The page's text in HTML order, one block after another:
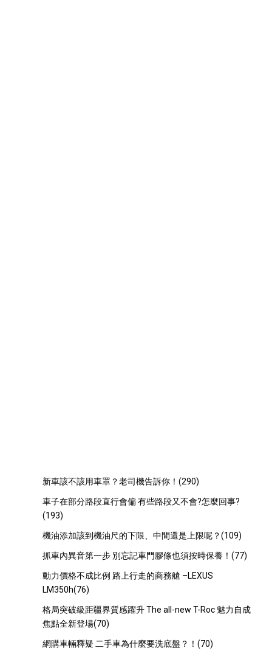
新車該不該用車罩？老司機告訴你！(290)
車子在部分路段直行會偏 有些路段又不會?怎麼回事?
(193)
機油添加該到機油尺的下限、中間還是上限呢？(109)
抓車內異音第一步 別忘記車門膠條也須按時保養！(77)
動力價格不成比例 路上行走的商務艙 –LEXUS
LM350h(76)
格局突破級距疆界質感躍升 The all-new T-Roc 魅力自成
焦點全新登場(70)
網購車輛釋疑 二手車為什麼要洗底盤？！(70)